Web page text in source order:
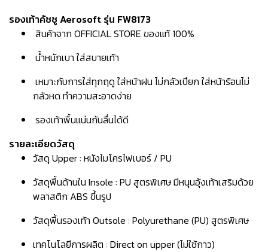
รองเท้าคัชชู Aerosoft รุ่น FW8173
สินค้าจาก OFFICIAL STORE ของแท้ 100%
น้ำหนักเบา ใส่สบายเท้า
เหมาะกับการใส่ทุกฤดู ใส่หน้าฝน ไม่กลัวเปียก ใส่หน้าร้อนไม่
กลัวหด ทำความสะอาดง่าย
รองเท้าพื้นแน่นกันลื่นได้ดี
รายละเอียดวัสดุ
วัสดุ Upper : หนังไมโครไฟเบอร์ / PU
วัสดุพื้นด้านใน Insole : PU สูตรพิเศษ มีหนุนอุ้งเท้าเสริมด้วย
พลาสติก ABS ขึ้นรูป
วัสดุพื้นรองเท้า Outsole : Polyurethane (PU) สูตรพิเศษ
เทคโนโลยีการผลิต : Direct on upper (ไม่ใช้กาว)